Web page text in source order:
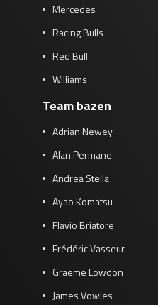
Mercedes
Racing Bulls
Red Bull
Williams
Team bazen
Adrian Newey
Alan Permane
Andrea Stella
Ayao Komatsu
Flavio Briatore
Frédéric Vasseur
Graeme Lowdon
James Vowles